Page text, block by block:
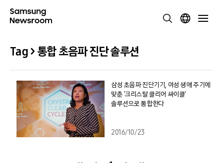
Tag > 통합 초음파 진단 솔루션
삼성 초음파 진단기기, 여성 생애 주기에
맞춘 ‘크리스탈 클리어 싸이클’
솔루션으로 통합한다
2016/10/23